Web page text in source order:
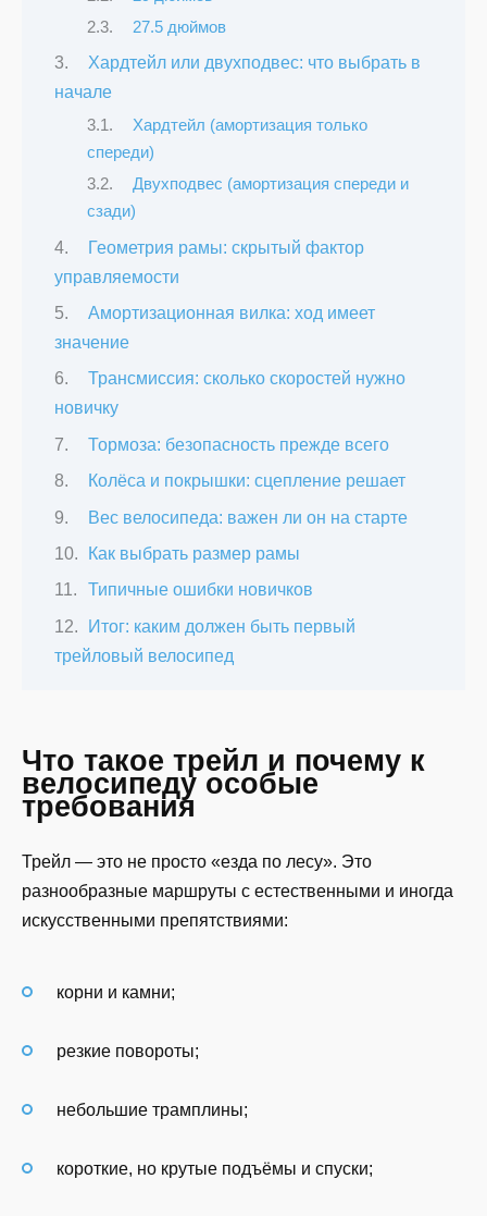
27.5 дюймов
Хардтейл или двухподвес: что выбрать в
начале
Хардтейл (амортизация только
спереди)
Двухподвес (амортизация спереди и
сзади)
Геометрия рамы: скрытый фактор
управляемости
Амортизационная вилка: ход имеет
значение
Трансмиссия: сколько скоростей нужно
новичку
Тормоза: безопасность прежде всего
Колёса и покрышки: сцепление решает
Вес велосипеда: важен ли он на старте
Как выбрать размер рамы
Типичные ошибки новичков
Итог: каким должен быть первый
трейловый велосипед
Что такое трейл и почему к
велосипеду особые
требования
Трейл — это не просто «езда по лесу». Это
разнообразные маршруты с естественными и иногда
искусственными препятствиями:
корни и камни;
резкие повороты;
небольшие трамплины;
короткие, но крутые подъёмы и спуски;